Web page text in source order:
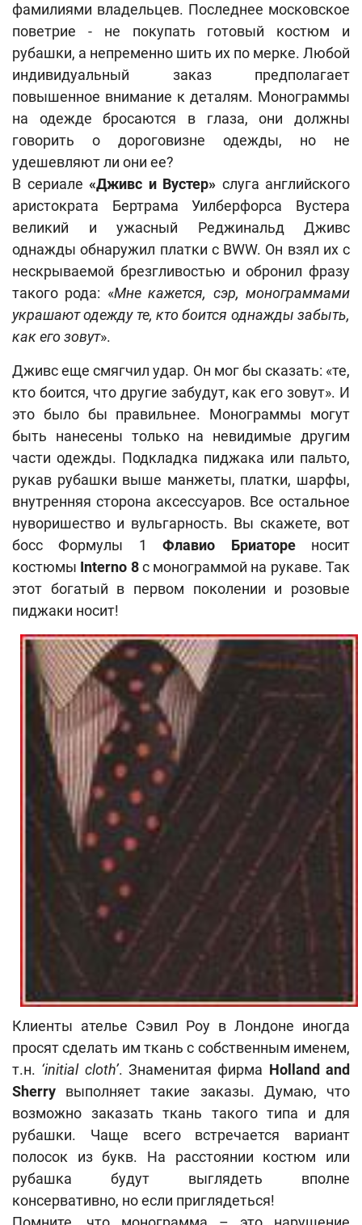
фамилиями владельцев. Последнее московское
поветрие - не покупать готовый костюм и
рубашки, а непременно шить их по мерке. Любой
индивидуальный заказ предполагает
повышенное внимание к деталям. Монограммы
на одежде бросаются в глаза, они должны
говорить о дороговизне одежды, но не
удешевляют ли они ее?
В сериале «Дживс и Вустер» слуга английского
аристократа Бертрама Уилберфорса Вустера
великий и ужасный Реджинальд Дживс
однажды обнаружил платки с BWW. Он взял их с
нескрываемой брезгливостью и обронил фразу
такого рода: «Мне кажется, сэр, монограммами
украшают одежду те, кто боится однажды забыть,
как его зовут».
Дживс еще смягчил удар. Он мог бы сказать: «те,
кто боится, что другие забудут, как его зовут». И
это было бы правильнее. Монограммы могут
быть нанесены только на невидимые другим
части одежды. Подкладка пиджака или пальто,
рукав рубашки выше манжеты, платки, шарфы,
внутренняя сторона аксессуаров. Все остальное
нуворишество и вульгарность. Вы скажете, вот
босс Формулы 1Флавио Бриатореносит
костюмы Interno 8с монограммой на рукаве. Так
этот богатый в первом поколении и розовые
пиджаки носит!
Клиенты ателье Сэвил Роу в Лондоне иногда
просят сделать им ткань с собственным именем,
т.н. ‘initial cloth’. Знаменитая фирма Holland and
Sherry выполняет такие заказы. Думаю, что
возможно заказать ткань такого типа и для
рубашки. Чаще всего встречается вариант
полосок из букв. На расстоянии костюм или
рубашка будут выглядеть вполне
консервативно, но если приглядеться!